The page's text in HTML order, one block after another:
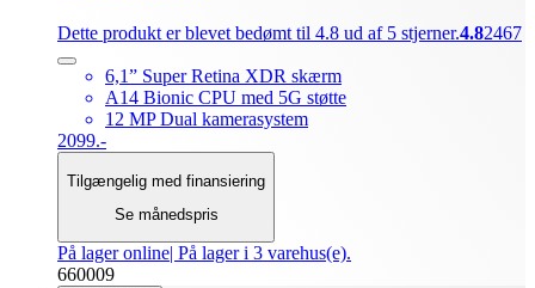
Dette produkt er blevet bedømt til 4.8 ud af 5 stjerner.4.82467
6,1” Super Retina XDR skærm
A14 Bionic CPU med 5G støtte
12 MP Dual kamerasystem
2099.-
Tilgængelig med finansiering
Se månedspris
På lager online| På lager i 3 varehus(e).
660009